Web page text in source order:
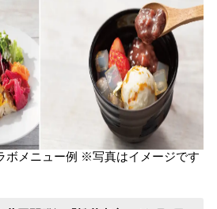
ボメニュー例 ※写真はイメージです